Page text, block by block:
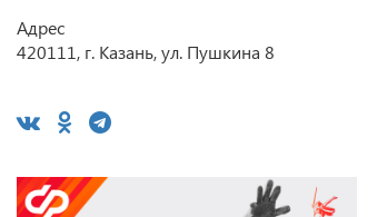
Адрес
420111, г. Казань, ул. Пушкина 8